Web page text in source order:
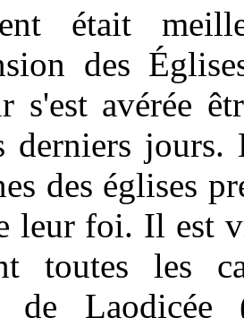
était
des
s'est avérée
derniers
des églises
leur foi. Il est
toutes les
de Laodicée